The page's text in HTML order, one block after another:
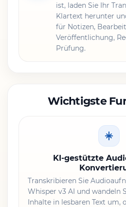
ist, laden Sie Ihr
Klartext herunter
für Notizen,
Veröffentlichung,
Prüfung.
Wichtigste
KI-gestützte
Transkribieren Sie
Whisper v3 AI und wandeln
Inhalte in lesbaren Text um,